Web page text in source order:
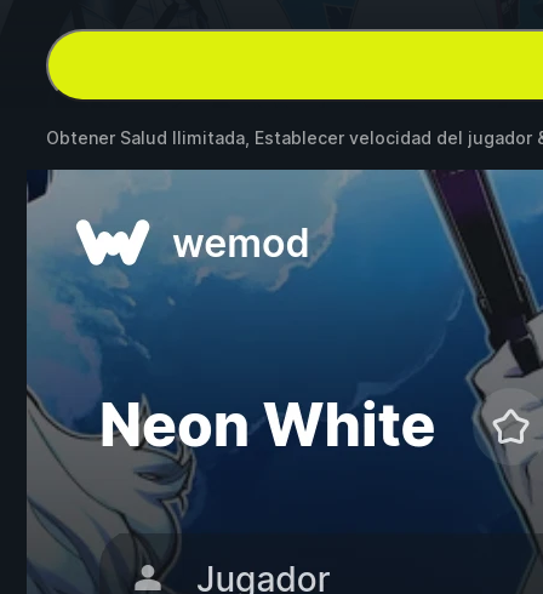
Obtener Salud Ilimitada, Establecer velocidad del jugador